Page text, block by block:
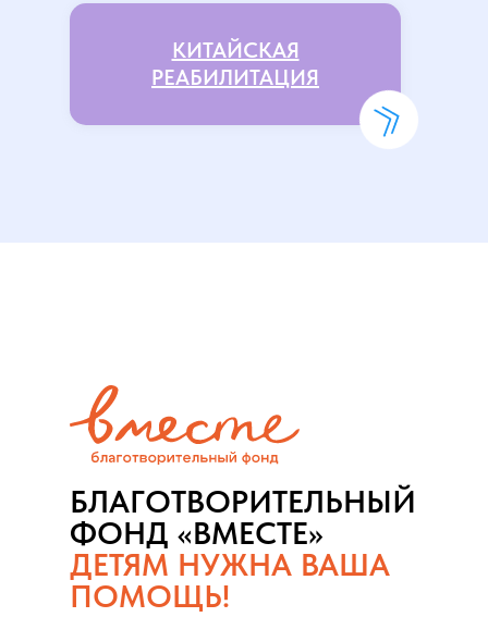
КИТАЙСКАЯ
РЕАБИЛИТАЦИЯ
БЛАГОТВОРИТЕЛЬНЫЙ
ФОНД «ВМЕСТЕ»
ДЕТЯМ НУЖНА ВАША
ПОМОЩЬ!